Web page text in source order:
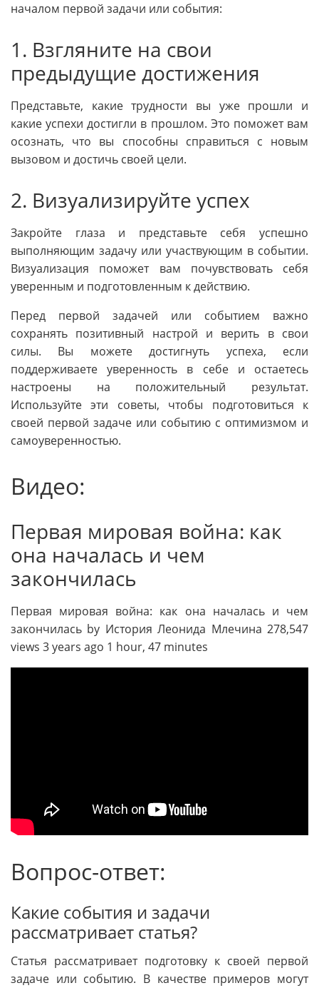
началом первой задачи или события:
1. Взгляните на свои
предыдущие достижения
Представьте, какие трудности вы уже прошли и
какие успехи достигли в прошлом. Это поможет вам
осознать, что вы способны справиться с новым
вызовом и достичь своей цели.
2. Визуализируйте успех
Закройте глаза и представьте себя успешно
выполняющим задачу или участвующим в событии.
Визуализация поможет вам почувствовать себя
уверенным и подготовленным к действию.
Перед первой задачей или событием важно
сохранять позитивный настрой и верить в свои
силы. Вы можете достигнуть успеха, если
поддерживаете уверенность в себе и остаетесь
настроены на положительный результат.
Используйте эти советы, чтобы подготовиться к
своей первой задаче или событию с оптимизмом и
самоуверенностью.
Видео:
Первая мировая война: как
она началась и чем
закончилась
Первая мировая война: как она началась и чем
закончилась by История Леонида Млечина 278,547
views 3 years ago 1 hour, 47 minutes
Вопрос-ответ:
Какие события и задачи
рассматривает статья?
Статья рассматривает подготовку к своей первой
задаче или событию. В качестве примеров могут